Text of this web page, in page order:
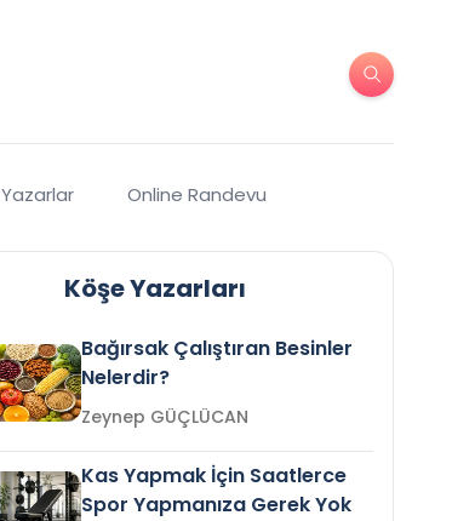
Yazarlar Online Randevu
Köşe Yazarları
Bağırsak Çalıştıran Besinler
Nelerdir?
Zeynep GÜÇLÜCAN
Kas Yapmak İçin Saatlerce
Spor Yapmanıza Gerek Yok